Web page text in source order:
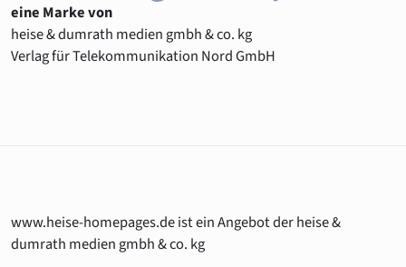
eine Marke von
heise & dumrath medien gmbh & co. kg
Verlag für Telekommunikation Nord GmbH
www.heise-homepages.de ist ein Angebot der heise &
dumrath medien gmbh & co. kg